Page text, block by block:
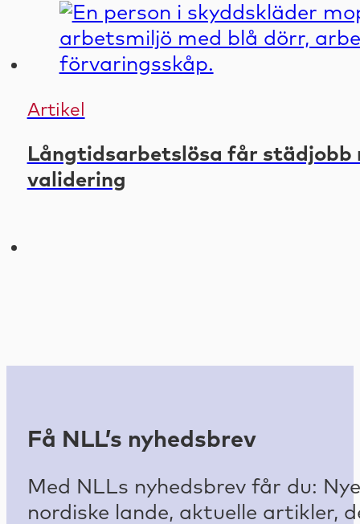
Artikel
Långtidsarbetslösa får städjobb
validering
Få NLL’s nyhedsbrev
Med NLLs nyhedsbrev får du:
nordiske lande, aktuelle